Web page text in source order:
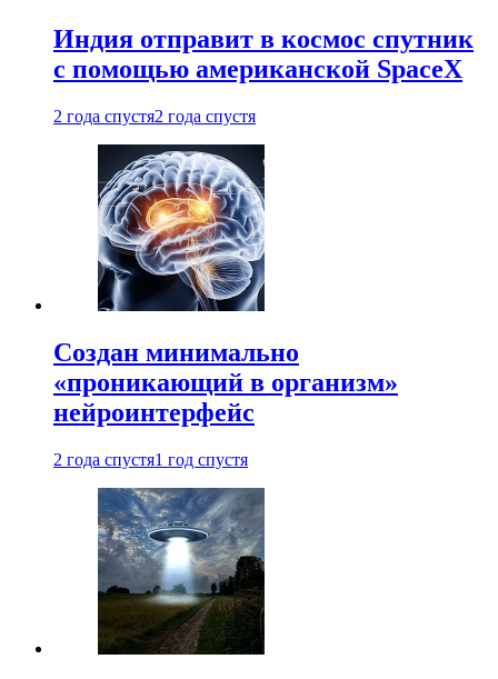
Индия отправит в космос спутник
с помощью американской SpaceX
2 года спустя2 года спустя
Создан минимально
«проникающий в организм»
нейроинтерфейс
2 года спустя1 год спустя